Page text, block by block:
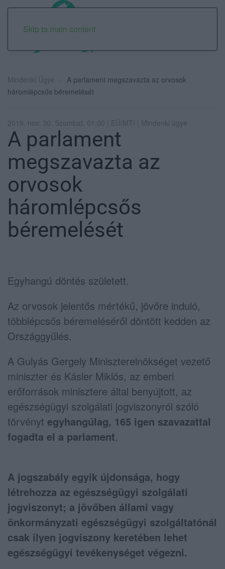
Skip to main content
Mindenki Ügye
A parlament megszavazta az orvosok
háromlépcsős béremelését
2019. nov. 30. Szombat, 01:00 | EÜ/MTI | Mindenki ügye
A parlament
megszavazta az
orvosok
háromlépcsős
béremelését
Egyhangú döntés született.
Az orvosok jelentős mértékű, jövőre induló,
többlépcsős béremeléséről döntött kedden az
Országgyűlés.
A Gulyás Gergely Miniszterelnökséget vezető
miniszter és Kásler Miklós, az emberi
erőforrások minisztere által benyújtott, az
egészségügyi szolgálati jogviszonyról szóló
törvényt egyhangúlag, 165 igen szavazattal
fogadta el a parlament.
A jogszabály egyik újdonsága, hogy
létrehozza az egészségügyi szolgálati
jogviszonyt; a jövőben állami vagy
önkormányzati egészségügyi szolgáltatónál
csak ilyen jogviszony keretében lehet
egészségügyi tevékenységet végezni.